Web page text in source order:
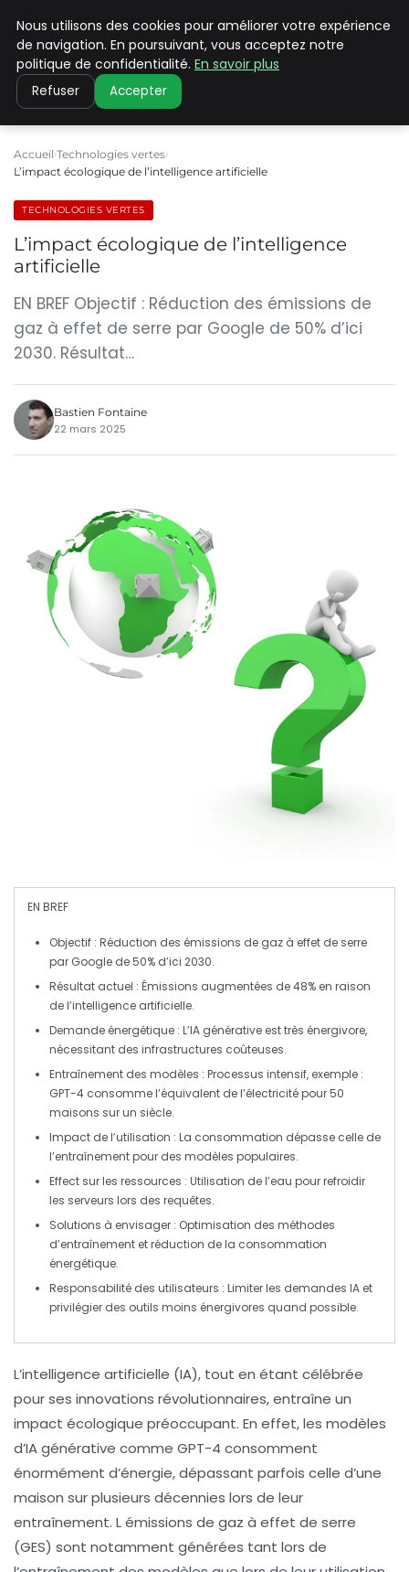
CLIMATE C ADVANCED
Accueil Technologies vertes
L’impact écologique de l’intelligence artificielle
TECHNOLOGIES VERTES
L’impact écologique de l’intelligence
artificielle
EN BREF Objectif : Réduction des émissions de
gaz à effet de serre par Google de 50% d’ici
2030. Résultat…
Bastien Fontaine
22 mars 2025
EN BREF
Objectif : Réduction des émissions de gaz à effet de serre
par Google de 50% d’ici 2030.
Résultat actuel : Émissions augmentées de 48% en raison
de l’intelligence artificielle.
Demande énergétique : L’IA générative est très énergivore,
nécessitant des infrastructures coûteuses.
Entraînement des modèles : Processus intensif, exemple :
GPT-4 consomme l’équivalent de l’électricité pour 50
maisons sur un siècle.
Impact de l’utilisation : La consommation dépasse celle de
l’entraînement pour des modèles populaires.
Effect sur les ressources : Utilisation de l’eau pour refroidir
les serveurs lors des requêtes.
Solutions à envisager : Optimisation des méthodes
d’entraînement et réduction de la consommation
énergétique.
Responsabilité des utilisateurs : Limiter les demandes IA et
privilégier des outils moins énergivores quand possible.
L’intelligence artificielle (IA), tout en étant célébrée
pour ses innovations révolutionnaires, entraîne un
impact écologique préoccupant. En effet, les modèles
d’IA générative comme GPT-4 consomment
énormément d’énergie, dépassant parfois celle d’une
maison sur plusieurs décennies lors de leur
entraînement. Lémissions de gaz à effet de serre
(GES) sont notamment générées tant lors de
Nous utilisons des cookies pour améliorer votre expérience
de navigation. En poursuivant, vous acceptez notre
politique de confidentialité. En savoir plus
Refuser Accepter